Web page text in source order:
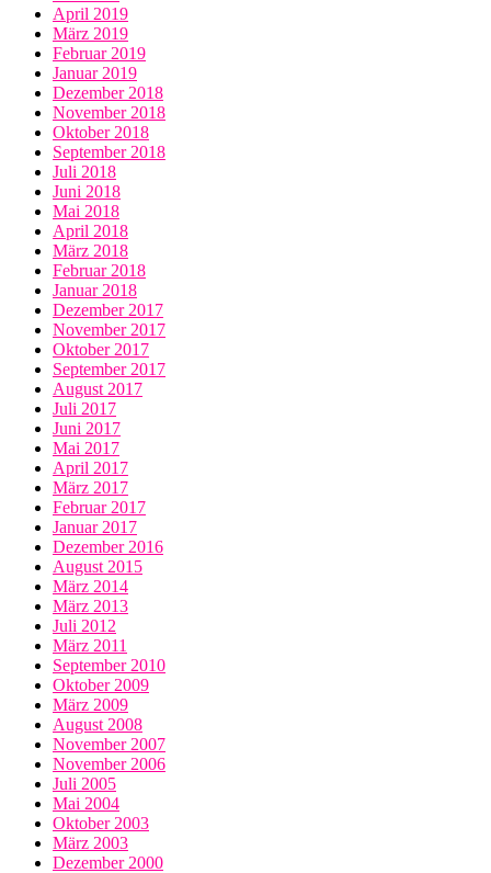
April 2019
März 2019
Februar 2019
Januar 2019
Dezember 2018
November 2018
Oktober 2018
September 2018
Juli 2018
Juni 2018
Mai 2018
April 2018
März 2018
Februar 2018
Januar 2018
Dezember 2017
November 2017
Oktober 2017
September 2017
August 2017
Juli 2017
Juni 2017
Mai 2017
April 2017
März 2017
Februar 2017
Januar 2017
Dezember 2016
August 2015
März 2014
März 2013
Juli 2012
März 2011
September 2010
Oktober 2009
März 2009
August 2008
November 2007
November 2006
Juli 2005
Mai 2004
Oktober 2003
März 2003
Dezember 2000